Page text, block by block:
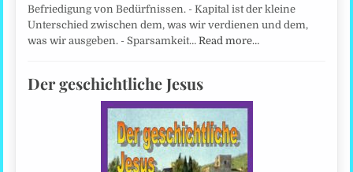
Befriedigung von Bedürfnissen. - Kapital ist der kleine
Unterschied zwischen dem, was wir verdienen und dem,
was wir ausgeben. - Sparsamkeit…Read more…
Der geschichtliche Jesus